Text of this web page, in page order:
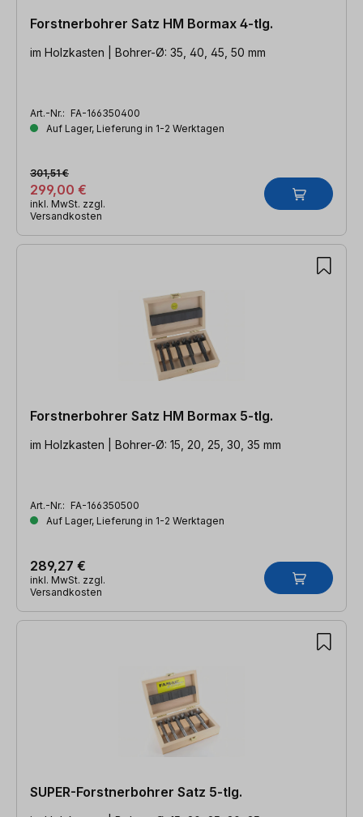
Forstnerbohrer Satz HM Bormax 4-tlg.
im Holzkasten | Bohrer-Ø: 35, 40, 45, 50 mm
Art.-Nr.: FA-166350400
Auf Lager, Lieferung in 1-2 Werktagen
299,00 €
301,51 €
inkl. MwSt. zzgl.
Versandkosten
Forstnerbohrer Satz HM Bormax 5-tlg.
im Holzkasten | Bohrer-Ø: 15, 20, 25, 30, 35 mm
Art.-Nr.: FA-166350500
Auf Lager, Lieferung in 1-2 Werktagen
289,27 €
inkl. MwSt. zzgl.
Versandkosten
SUPER-Forstnerbohrer Satz 5-tlg.